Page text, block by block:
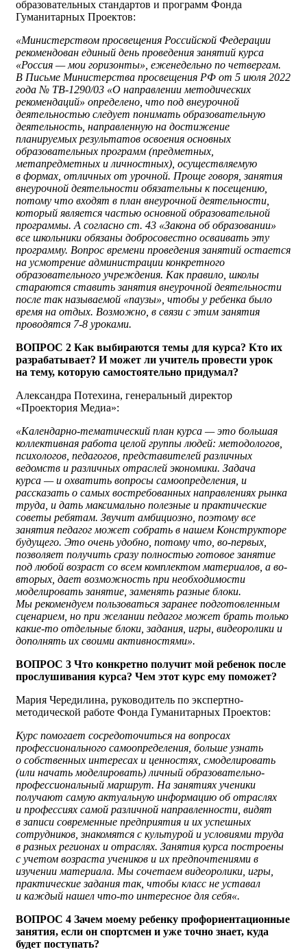
образовательных стандартов и программ Фонда
Гуманитарных Проектов:
«Министерством просвещения Российской Федерации
рекомендован единый день проведения занятий курса
«Россия — мои горизонты», еженедельно по четвергам.
В Письме Министерства просвещения РФ от 5 июля 2022
года № ТВ-1290/03 «О направлении методических
рекомендаций» определено, что под внеурочной
деятельностью следует понимать образовательную
деятельность, направленную на достижение
планируемых результатов освоения основных
образовательных программ (предметных,
метапредметных и личностных), осуществляемую
в формах, отличных от урочной. Проще говоря, занятия
внеурочной деятельности обязательны к посещению,
потому что входят в план внеурочной деятельности,
который является частью основной образовательной
программы. А согласно ст. 43 «Закона об образовании»
все школьники обязаны добросовестно осваивать эту
программу. Вопрос времени проведения занятий остается
на усмотрение администрации конкретного
образовательного учреждения. Как правило, школы
стараются ставить занятия внеурочной деятельности
после так называемой «паузы», чтобы у ребенка было
время на отдых. Возможно, в связи с этим занятия
проводятся 7-8 уроками.
ВОПРОС 2 Как выбираются темы для курса? Кто их
разрабатывает? И может ли учитель провести урок
на тему, которую самостоятельно придумал?
Александра Потехина, генеральный директор
«Проектория Медиа»:
«Календарно-тематический план курса — это большая
коллективная работа целой группы людей: методологов,
психологов, педагогов, представителей различных
ведомств и различных отраслей экономики. Задача
курса — и охватить вопросы самоопределения, и
рассказать о самых востребованных направлениях рынка
труда, и дать максимально полезные и практические
советы ребятам. Звучит амбициозно, поэтому все
занятия педагог может собрать в нашем Конструкторе
будущего. Это очень удобно, потому что, во-первых,
позволяет получить сразу полностью готовое занятие
под любой возраст со всем комплектом материалов, а во-
вторых, дает возможность при необходимости
моделировать занятие, заменять разные блоки.
Мы рекомендуем пользоваться заранее подготовленным
сценарием, но при желании педагог может брать только
какие-то отдельные блоки, задания, игры, видеоролики и
дополнять их своими активностями».
ВОПРОС 3 Что конкретно получит мой ребенок после
прослушивания курса? Чем этот курс ему поможет?
Мария Чередилина, руководитель по экспертно-
методической работе Фонда Гуманитарных Проектов:
Курс помогает сосредоточиться на вопросах
профессионального самоопределения, больше узнать
о собственных интересах и ценностях, смоделировать
(или начать моделировать) личный образовательно-
профессиональный маршрут. На занятиях ученики
получают самую актуальную информацию об отраслях
и профессиях самой различной направленности, видят
в записи современные предприятия и их успешных
сотрудников, знакомятся с культурой и условиями труда
в разных регионах и отраслях. Занятия курса построены
с учетом возраста учеников и их предпочтениями в
изучении материала. Мы сочетаем видеоролики, игры,
практические задания так, чтобы класс не уставал
и каждый нашел что-то интересное для себя«.
ВОПРОС 4 Зачем моему ребенку профориентационные
занятия, если он спортсмен и уже точно знает, куда
будет поступать?